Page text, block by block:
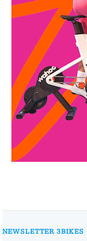
NEWSLETTER 3BIKES